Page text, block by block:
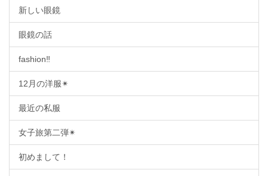
新しい眼鏡
眼鏡の話
fashion‼︎
12月の洋服✴︎
最近の私服
女子旅第二弾✴︎
初めまして！